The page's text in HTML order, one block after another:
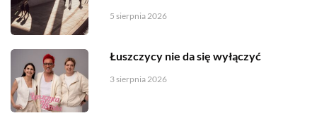
5 sierpnia 2026
Łuszczycy nie da się wyłączyć
3 sierpnia 2026